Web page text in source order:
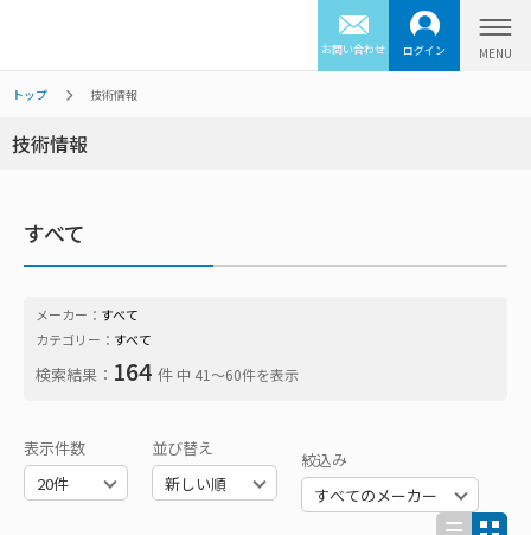
お問い合わせ ログイン
トップ 技術情報
技術情報
すべて
メーカー： すべて
カテゴリー： すべて
検索結果： 164 件 中 41〜60件を表示
表示件数 並び替え
絞込み